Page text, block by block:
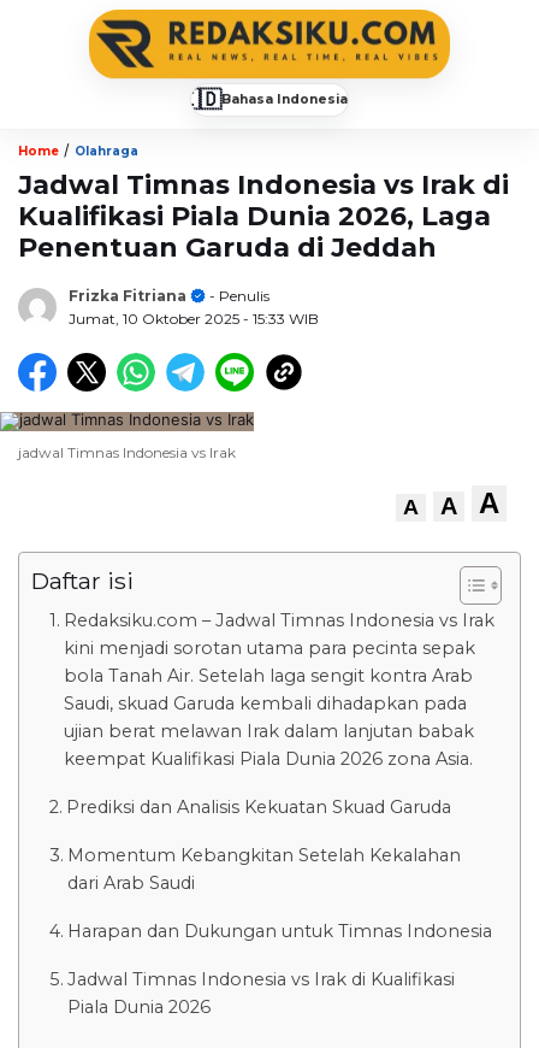
🇮🇩Bahasa Indonesia
Home / Olahraga
Jadwal Timnas Indonesia vs Irak di
Kualifikasi Piala Dunia 2026, Laga
Penentuan Garuda di Jeddah
Frizka Fitriana
- Penulis
Jumat, 10 Oktober 2025 - 15:33 WIB
jadwal Timnas Indonesia vs Irak
A A A
Daftar isi
Redaksiku.com – Jadwal Timnas Indonesia vs Irak
kini menjadi sorotan utama para pecinta sepak
bola Tanah Air. Setelah laga sengit kontra Arab
Saudi, skuad Garuda kembali dihadapkan pada
ujian berat melawan Irak dalam lanjutan babak
keempat Kualifikasi Piala Dunia 2026 zona Asia.
Prediksi dan Analisis Kekuatan Skuad Garuda
Momentum Kebangkitan Setelah Kekalahan
dari Arab Saudi
Harapan dan Dukungan untuk Timnas Indonesia
Jadwal Timnas Indonesia vs Irak di Kualifikasi
Piala Dunia 2026